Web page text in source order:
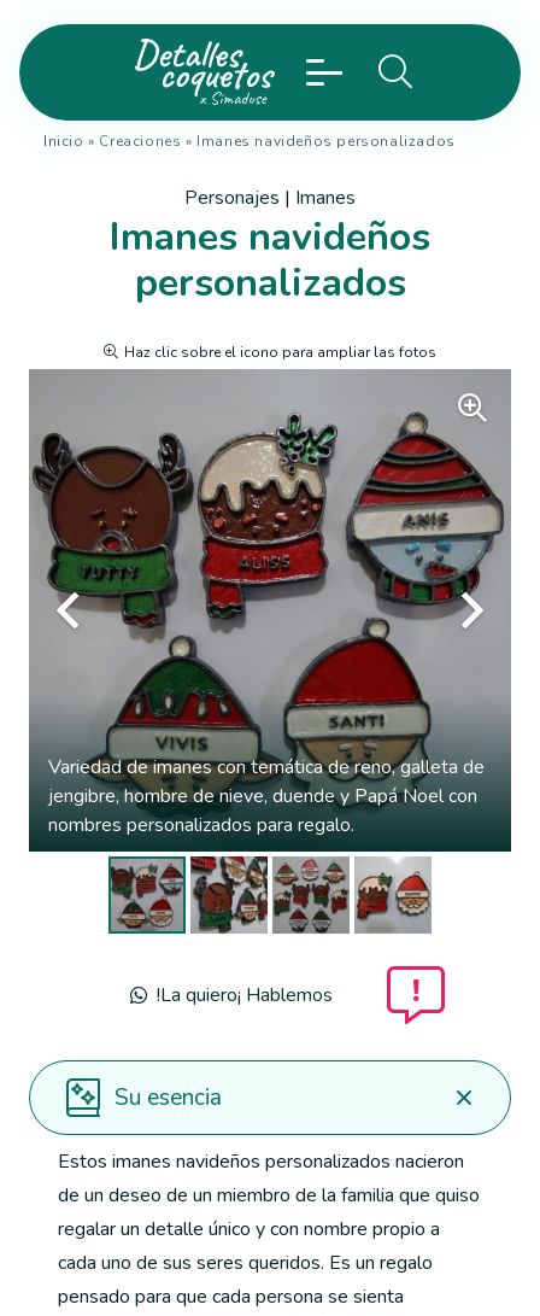
Inicio » Creaciones » Imanes navideños personalizados
Personajes | Imanes
Imanes navideños
personalizados
Haz clic sobre el icono para ampliar las fotos
Variedad de imanes con temática de reno, galleta de
jengibre, hombre de nieve, duende y Papá Noel con
nombres personalizados para regalo.
!La quiero¡ Hablemos
Su esencia
Estos imanes navideños personalizados nacieron
de un deseo de un miembro de la familia que quiso
regalar un detalle único y con nombre propio a
cada uno de sus seres queridos. Es un regalo
pensado para que cada persona se sienta